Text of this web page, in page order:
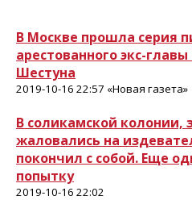
В Москве прошла серия
арестованного экс-
Шестуна
2019-10-16 22:57 «Новая газета»
В соликамской колонии,
жаловались на
покончил с собой. Еще
попытку
2019-10-16 22:02